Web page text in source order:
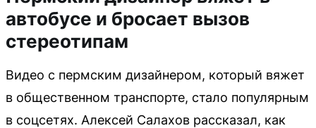
автобусе и бросает вызов
стереотипам
Видео с пермским дизайнером, который вяжет
в общественном транспорте, стало популярным
в соцсетях. Алексей Салахов рассказал, как